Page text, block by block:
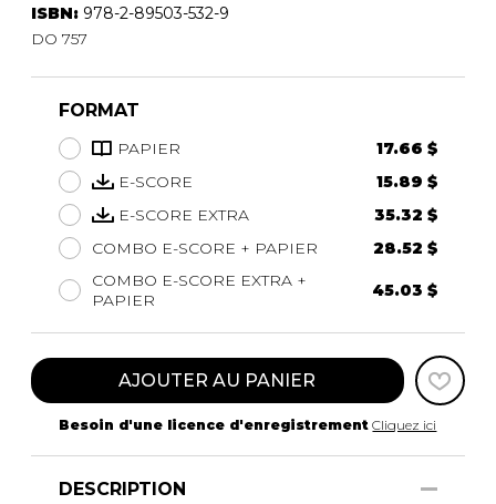
ISBN: 978-2-89503-532-9
DO 757
FORMAT
PAPIER
17.66 $
E-SCORE
15.89 $
E-SCORE EXTRA
35.32 $
COMBO E-SCORE + PAPIER
28.52 $
COMBO E-SCORE EXTRA +
PAPIER
45.03 $
AJOUTER AU PANIER
Besoin d'une licence d'enregistrement Cliquez ici
DESCRIPTION